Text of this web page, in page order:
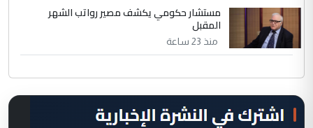
مستشار حكومي يكشف مصير رواتب الشهر
المقبل
منذ 23 ساعة